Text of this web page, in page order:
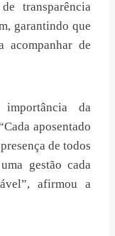
transparência
garantindo que
acompanhar de
da
aposentado
de todos
gestão cada
afirmou a